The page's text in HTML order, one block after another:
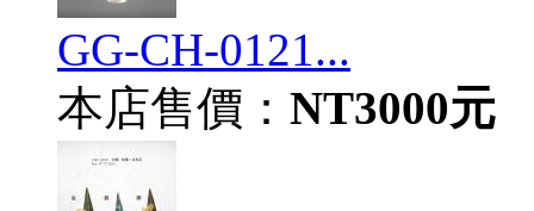
GG-CH-0121...
本店售價： NT3000元